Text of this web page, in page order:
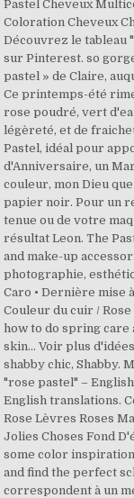
Pastel Cheveux
Coloration Cheveux
Découvrez le tableau
sur Pinterest. so
pastel » de Claire,
Ce printemps-été
rose poudré, vert
légèreté, et de
Pastel, idéal pour
d'Anniversaire, un
couleur, mon Dieu
papier noir. Pour un
tenue ou de votre
résultat Leon. The
and make-up
photographie,
Caro • Dernière mise
Couleur du cuir /
how to do spring care
skin… Voir plus
shabby chic, Shabby.
"rose pastel" –
English translations.
Rose Lèvres Roses
Jolies Choses Fond
some color
and find the perfect
correspondent à un